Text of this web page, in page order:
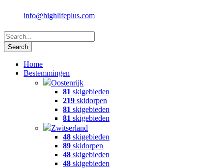
info@highlifeplus.com
Home
Bestemmingen
Oostenrijk
81 skigebieden
219 skidorpen
81 skigebieden
81 skigebieden
Zwitserland
48 skigebieden
89 skidorpen
48 skigebieden
48 skigebieden